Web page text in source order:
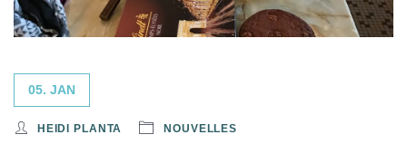
05. JAN
HEIDI PLANTA NOUVELLES